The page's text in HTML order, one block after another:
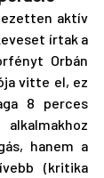
aktív
írtak a
Orbán
8 perces
hanem a
(kritika